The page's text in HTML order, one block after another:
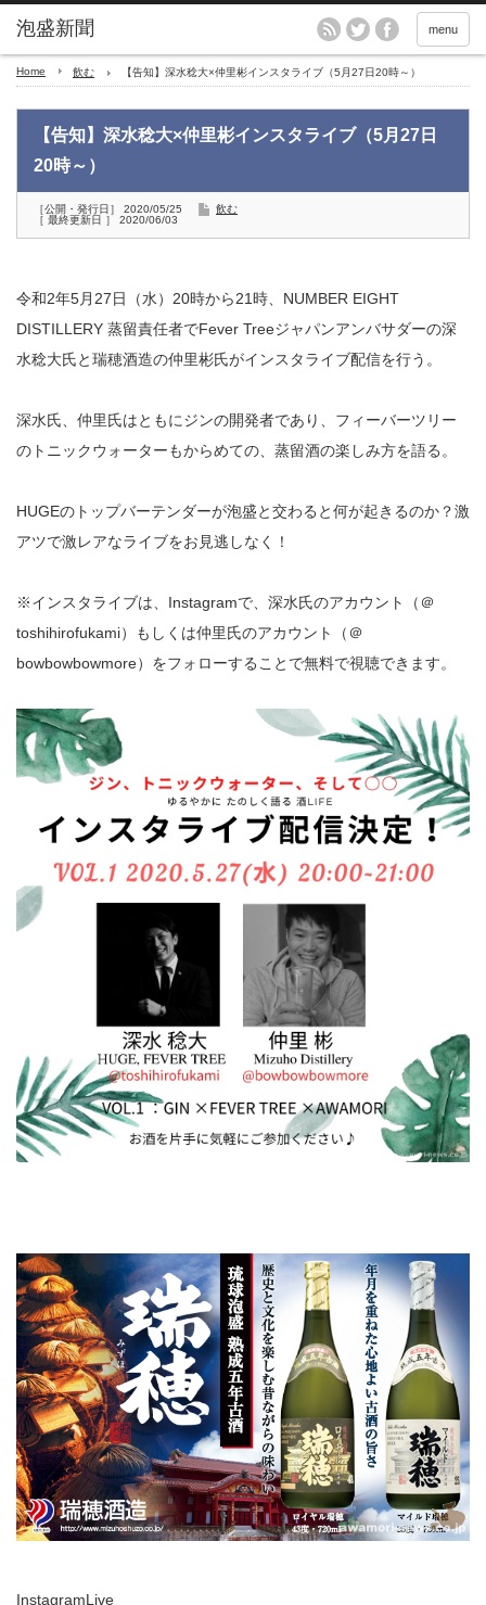
menu
Home 飲む 【告知】深水稔大×仲里彬インスタライブ（5月27日20時～）
【告知】深水稔大×仲里彬インスタライブ（5月27日
20時～）
［公開・発行日］ 2020/05/25
［ 最終更新日 ］ 2020/06/03
飲む
令和2年5月27日（水）20時から21時、NUMBER EIGHT
DISTILLERY 蒸留責任者でFever Treeジャパンアンバサダーの深
水稔大氏と瑞穂酒造の仲里彬氏がインスタライブ配信を行う。
深水氏、仲里氏はともにジンの開発者であり、フィーバーツリー
のトニックウォーターもからめての、蒸留酒の楽しみ方を語る。
HUGEのトップバーテンダーが泡盛と交わると何が起きるのか？激
アツで激レアなライブをお見逃しなく！
※インスタライブは、Instagramで、深水氏のアカウント（＠
toshihirofukami）もしくは仲里氏のアカウント（＠
bowbowbowmore）をフォローすることで無料で視聴できます。
InstagramLive